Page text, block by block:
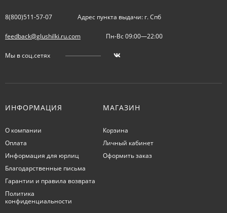
8(800)511-57-07 Адрес пункта выдачи: г. Спб
feedback@glushilki.ru.com Пн-Вс 09:00—22:00
Мы в соц.сетях
ИНФОРМАЦИЯ
О компании
Оплата
Информация для юрлиц
Благодарственные письма
Гарантии и правила возврата
Политика
конфиденциальности
МАГАЗИН
Корзина
Личный кабинет
Оформить заказ